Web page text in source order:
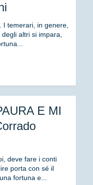
I temerari, in genere,
altri si impara,
E MI
deve fare i conti
porta con sé il
fortuna e...